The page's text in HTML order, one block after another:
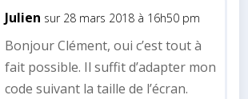
Julien sur 28 mars 2018 à 16h50 pm
Bonjour Clément, oui c’est tout à
fait possible. Il suffit d’adapter mon
code suivant la taille de l’écran.